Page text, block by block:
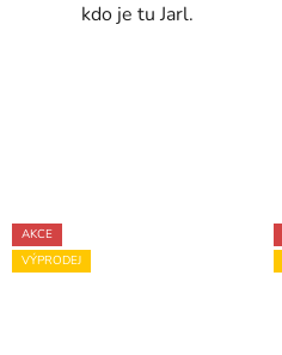
kdo je tu Jarl.
AKCE
VÝPRODEJ